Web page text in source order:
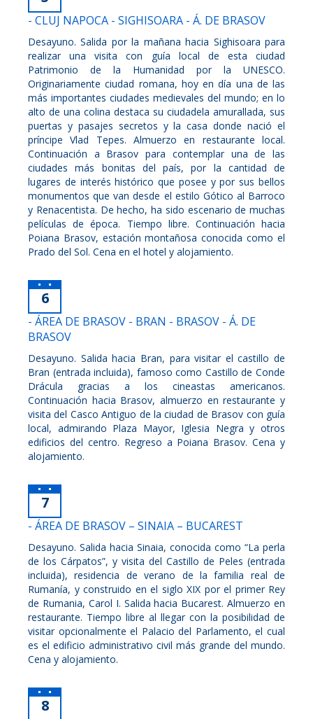
- CLUJ NAPOCA - SIGHISOARA - Á. DE BRASOV
Desayuno. Salida por la mañana hacia Sighisoara para
realizar una visita con guía local de esta ciudad
Patrimonio de la Humanidad por la UNESCO.
Originariamente ciudad romana, hoy en día una de las
más importantes ciudades medievales del mundo; en lo
alto de una colina destaca su ciudadela amurallada, sus
puertas y pasajes secretos y la casa donde nació el
príncipe Vlad Tepes. Almuerzo en restaurante local.
Continuación a Brasov para contemplar una de las
ciudades más bonitas del país, por la cantidad de
lugares de interés histórico que posee y por sus bellos
monumentos que van desde el estilo Gótico al Barroco
y Renacentista. De hecho, ha sido escenario de muchas
películas de época. Tiempo libre. Continuación hacia
Poiana Brasov, estación montañosa conocida como el
Prado del Sol. Cena en el hotel y alojamiento.
6
- ÁREA DE BRASOV - BRAN - BRASOV - Á. DE
BRASOV
Desayuno. Salida hacia Bran, para visitar el castillo de
Bran (entrada incluida), famoso como Castillo de Conde
Drácula gracias a los cineastas americanos.
Continuación hacia Brasov, almuerzo en restaurante y
visita del Casco Antiguo de la ciudad de Brasov con guía
local, admirando Plaza Mayor, Iglesia Negra y otros
edificios del centro. Regreso a Poiana Brasov. Cena y
alojamiento.
7
- ÁREA DE BRASOV – SINAIA – BUCAREST
Desayuno. Salida hacia Sinaia, conocida como “La perla
de los Cárpatos”, y visita del Castillo de Peles (entrada
incluida), residencia de verano de la familia real de
Rumanía, y construido en el siglo XIX por el primer Rey
de Rumania, Carol I. Salida hacia Bucarest. Almuerzo en
restaurante. Tiempo libre al llegar con la posibilidad de
visitar opcionalmente el Palacio del Parlamento, el cual
es el edificio administrativo civil más grande del mundo.
Cena y alojamiento.
8